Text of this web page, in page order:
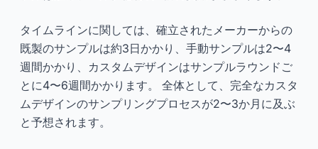
タイムラインに関しては、確立されたメーカーからの
既製のサンプルは約3日かかり、手動サンプルは2〜4
週間かかり、カスタムデザインはサンプルラウンドご
とに4〜6週間かかります。 全体として、完全なカスタ
ムデザインのサンプリングプロセスが2〜3か月に及ぶ
と予想されます。